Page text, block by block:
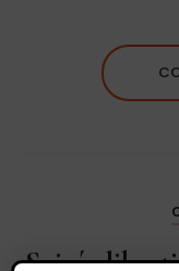
Soirée